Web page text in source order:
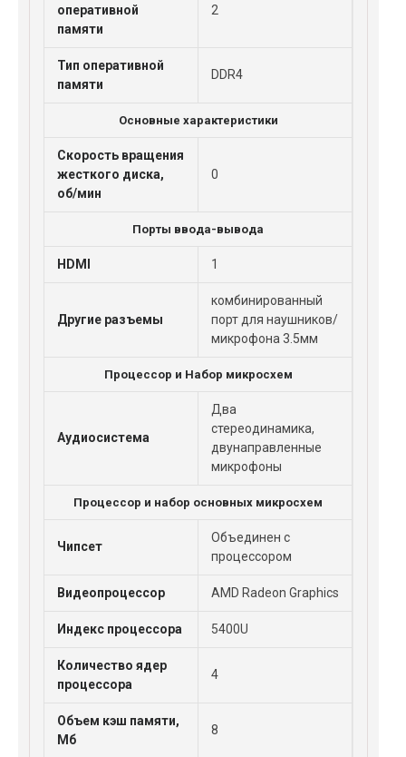
оперативной
памяти
2
Тип оперативной
памяти
DDR4
Основные характеристики
Скорость вращения
жесткого диска,
об/мин
0
Порты ввода-вывода
HDMI 1
Другие разъемы
комбинированный
порт для наушников/
микрофона 3.5мм
Процессор и Набор микросхем
Аудиосистема
Два
стереодинамика,
двунаправленные
микрофоны
Процессор и набор основных микросхем
Чипсет
Объединен с
процессором
Видеопроцессор AMD Radeon Graphics
Индекс процессора 5400U
Количество ядер
процессора
4
Объем кэш памяти,
Мб
8